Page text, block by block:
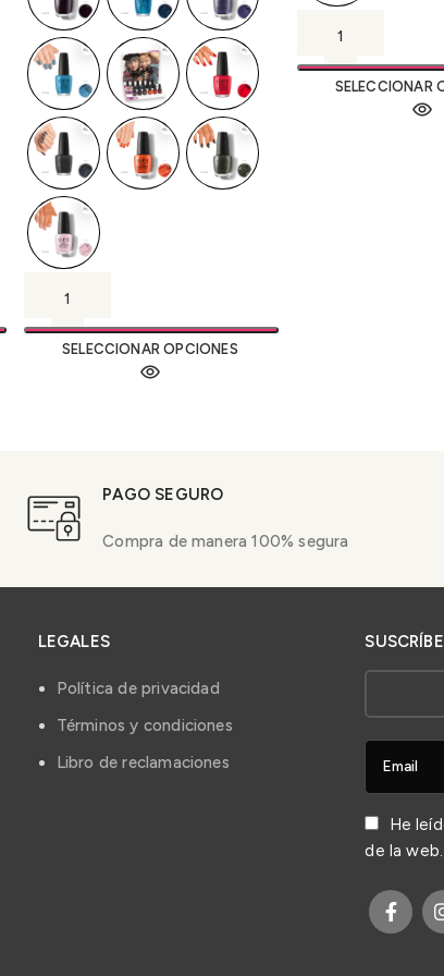
SELECCIONAR OPCIONES
SELECCIONAR
PAGO SEGURO
Compra de manera 100% segura
LEGALES
Política de privacidad
Términos y condiciones
Libro de reclamaciones
He
de la web.